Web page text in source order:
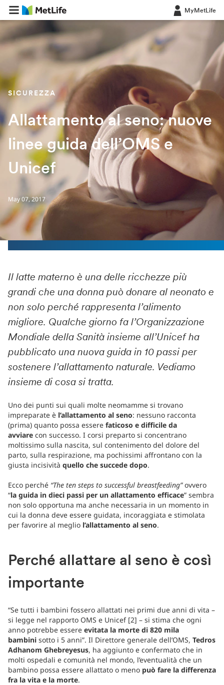
MyMetLife
SICUREZZA
Allattamento al seno: nuove
linee guida dell’OMS e
Unicef
May 07, 2017
Il latte materno è una delle ricchezze più
grandi che una donna può donare al neonato e
non solo perché rappresenta l’alimento
migliore. Qualche giorno fa l’Organizzazione
Mondiale della Sanità insieme all’Unicef ha
pubblicato una nuova guida in 10 passi per
sostenere l’allattamento naturale. Vediamo
insieme di cosa si tratta.
Uno dei punti sui quali molte neomamme si trovano
impreparate è l’allattamento al seno: nessuno racconta
(prima) quanto possa essere faticoso e difficile da
avviare con successo. I corsi preparto si concentrano
moltissimo sulla nascita, sul contenimento del dolore del
parto, sulla respirazione, ma pochissimi affrontano con la
giusta incisività quello che succede dopo.
Ecco perché “The ten steps to successful breastfeeding”ovvero
“la guida in dieci passi per un allattamento efficace” sembra
non solo opportuna ma anche necessaria in un momento in
cui la donna deve essere guidata, incoraggiata e stimolata
per favorire al meglio l’allattamento al seno.
Perché allattare al seno è così
importante
“Se tutti i bambini fossero allattati nei primi due anni di vita –
si legge nel rapporto OMS e Unicef [2] – si stima che ogni
anno potrebbe essere evitata la morte di 820 mila
bambini sotto i 5 anni”. Il Direttore generale dell’OMS, Tedros
Adhanom Ghebreyesus, ha aggiunto e confermato che in
molti ospedali e comunità nel mondo, l’eventualità che un
bambino possa essere allattato o meno può fare la differenza
fra la vita e la morte.